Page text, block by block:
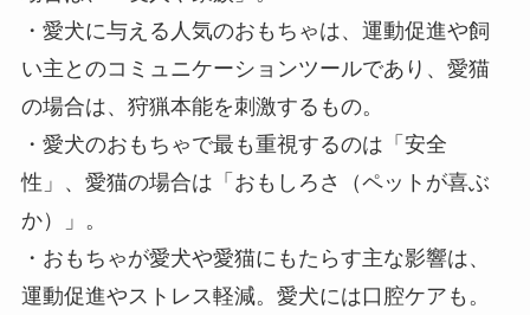
・愛犬に与える人気のおもちゃは、運動促進や飼
い主とのコミュニケーションツールであり、愛猫
の場合は、狩猟本能を刺激するもの。
・愛犬のおもちゃで最も重視するのは「安全
性」、愛猫の場合は「おもしろさ（ペットが喜ぶ
か）」。
・おもちゃが愛犬や愛猫にもたらす主な影響は、
運動促進やストレス軽減。愛犬には口腔ケアも。